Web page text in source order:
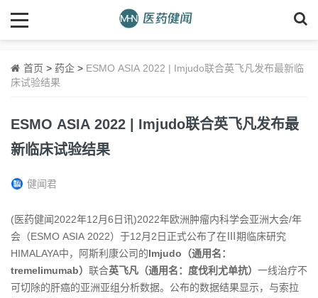
首页 > 药企 > ESMO ASIA 2022 | Imjudo联合英飞凡发布最新临
床试验结果
ESMO ASIA 2022 | Imjudo联合英飞凡发布最
新临床试验结果
健闻君
(医药健闻2022年12月6日讯)2022年欧洲肿瘤内科学会亚洲大会/年
会（ESMO ASIA 2022）于12月2日正式公布了在Ⅲ期临床研究
HIMALAYA中，阿斯利康公司的Imjudo（通用名：
tremelimumab） 联合英飞凡（通用名：度伐利尤单抗） 一线治疗不
可切除的肝癌的亚洲亚组分析数据。公布的数据结果显示，与索拉